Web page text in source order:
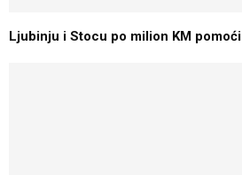
Ljubinju i Stocu po milion KM pomoći